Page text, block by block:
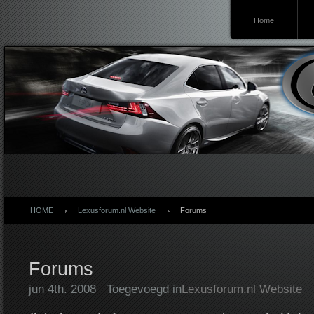
Home
HOME Lexusforum.nl Website Forums
Forums
jun 4th. 2008 Toegevoegd inLexusforum.nl Website